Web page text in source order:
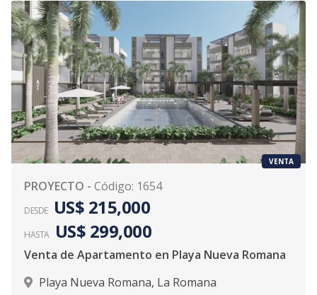
VENTA
PROYECTO - Código: 1654
DESDE US$ 215,000
HASTA US$ 299,000
Venta de Apartamento en Playa Nueva Romana
Playa Nueva Romana, La Romana